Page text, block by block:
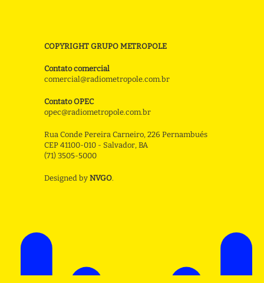
COPYRIGHT GRUPO METROPOLE
Contato comercial
comercial@radiometropole.com.br
Contato OPEC
opec@radiometropole.com.br
Rua Conde Pereira Carneiro, 226 Pernambués
CEP 41100-010 - Salvador, BA
(71) 3505-5000
Designed by NVGO.